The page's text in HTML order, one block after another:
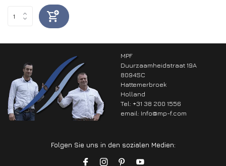
MPF
Duurzaamheidstraat 19A
8094SC
Hattemerbroek
Holland
Tel: +31 38 200 1556
email: Info@mp-f.com
Folgen Sie uns in den sozialen Medien: